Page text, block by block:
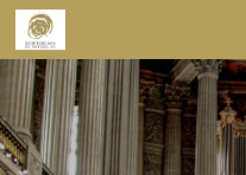
Skip to content